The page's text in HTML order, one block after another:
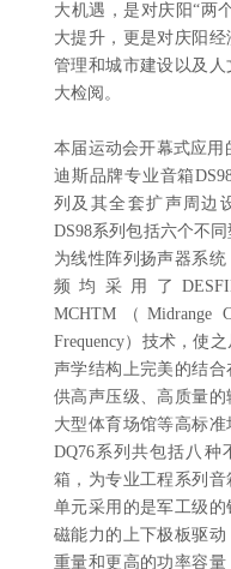
大机遇，是对庆阳“两
大提升，更是对庆阳经
管理和城市建设以及人
大检阅。
本届运动会开幕式应用
迪斯品牌专业音箱
列及其全套扩声周边
DS98系列包括六个不同
为线性阵列扬声器系统
频均采用了
MCHTM（Midrange
Frequency）技术，使
声学结构上完美的结合
供高声压级、高质量的
大型体育场馆等高标准
DQ76系列共包括八种
箱，为专业工程系列音
单元采用的是军工级的
磁能力的上下极板驱动
重量和更高的功率容量